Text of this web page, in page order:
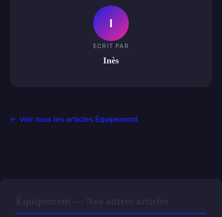
I
ECRIT PAR
Inès
← Voir tous les articles Équipement